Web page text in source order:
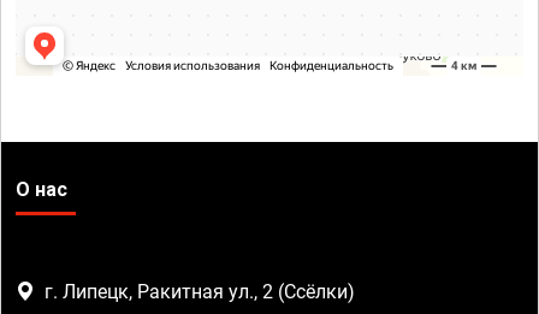
О нас
г. Липецк, Ракитная ул., 2 (Ссёлки)